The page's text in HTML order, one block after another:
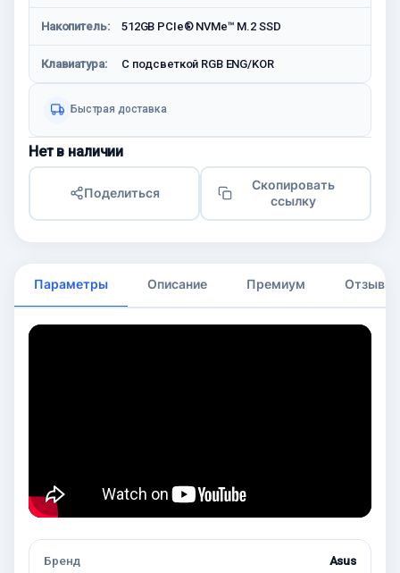
Накопитель: 512GB PCIe® NVMe™ M.2 SSD
Клавиатура: С подсветкой RGB ENG/KOR
Быстрая доставка
Нет в наличии
Поделиться
Скопировать
ссылку
Параметры Описание Премиум Отзывы
Бренд Asus